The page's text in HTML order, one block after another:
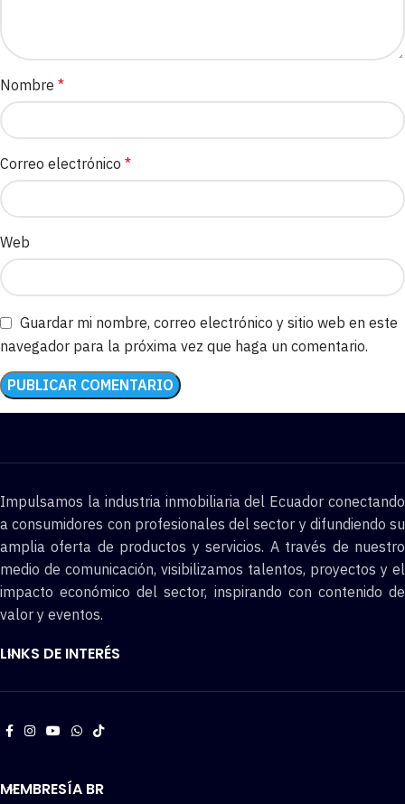
Nombre *
Correo electrónico *
Web
Guardar mi nombre, correo electrónico y sitio web en este
navegador para la próxima vez que haga un comentario.
Impulsamos la industria inmobiliaria del Ecuador conectando
a consumidores con profesionales del sector y difundiendo su
amplia oferta de productos y servicios. A través de nuestro
medio de comunicación, visibilizamos talentos, proyectos y el
impacto económico del sector, inspirando con contenido de
valor y eventos.
LINKS DE INTERÉS
MEMBRESÍA BR